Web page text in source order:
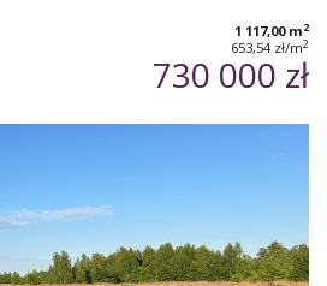
1 117,00 m2
653,54 zł/m2
730 000 zł